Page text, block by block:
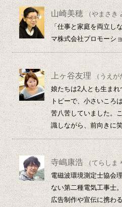
山崎美穂 （やまさき
「仕事と家庭を両立し
マ株式会社プロモーシ
上ヶ谷友理
（うえが
娘たちは2人とも生ま
トピーで、小さいころ
苦八苦していました。
識しながら、前向きに
寺嶋康浩
（てらしま
電磁波環境測定士協会
ない第二種電気工事士
広告制作や宣伝に携わ